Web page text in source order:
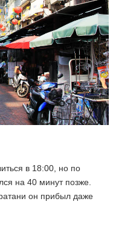
в 18:00, но по
на 40 минут позже.
он прибыл даже